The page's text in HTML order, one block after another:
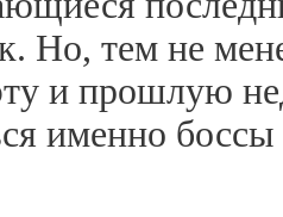
Но, тем не
и прошлую
именно боссы